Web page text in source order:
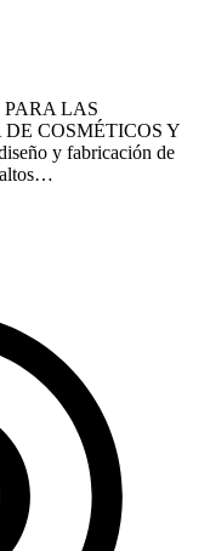
LAS
COSMÉTICOS Y
y fabricación de
altos…